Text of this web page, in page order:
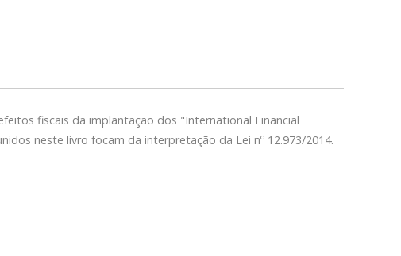
fiscais da implantação dos "International Financial
neste livro focam da interpretação da Lei nº 12.973/2014.